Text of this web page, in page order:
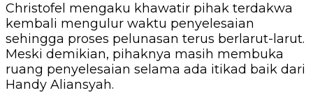
Christofel mengaku khawatir pihak terdakwa
kembali mengulur waktu penyelesaian
sehingga proses pelunasan terus berlarut-larut.
Meski demikian, pihaknya masih membuka
ruang penyelesaian selama ada itikad baik dari
Handy Aliansyah.